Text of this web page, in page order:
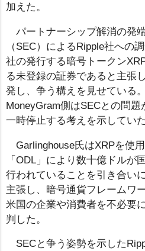
加えた。
パートナーシップ解消の発
（SEC）によるRipple社への
社の発行する暗号トークン
る未登録の証券であると主張
発し、争う構えを見せている
MoneyGram側はSECとの問
一時停止する考えを示していた
Garlinghouse氏はXRPを使
「ODL」により数十億ドルが
行われていることを引き合い
主張し、暗号通貨フレームワ
米国の企業や消費者を不必要
判した。
SECと争う姿勢を示した